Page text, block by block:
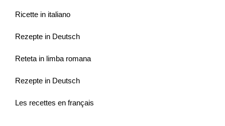
Ricette in italiano
Rezepte in Deutsch
Reteta in limba romana
Rezepte in Deutsch
Les recettes en français